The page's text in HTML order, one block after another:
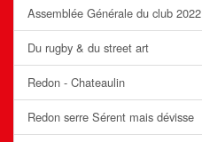
Assemblée Générale du club 2022
Du rugby & du street art
Redon - Chateaulin
Redon serre Sérent mais dévisse